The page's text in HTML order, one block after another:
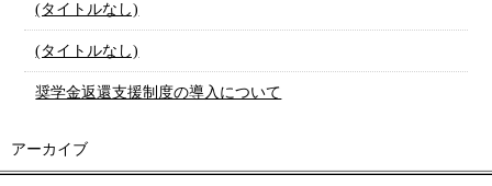
(タイトルなし)
(タイトルなし)
奨学金返還支援制度の導入について
アーカイブ